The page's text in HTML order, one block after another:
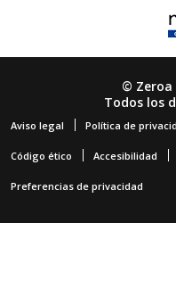
© Zeroa
Todos los
Aviso legal Política de
Código ético Accesibilidad
Preferencias de privacidad